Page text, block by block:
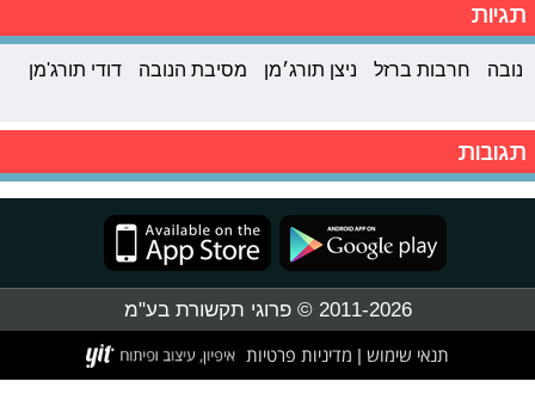
תגיות
נובה חרבות ברזל ניצן תורג׳מן מסיבת הנובה דודי תורג'מן
תגובות
2011-2026 © פרוגי תקשורת בע"מ
תנאי שימוש מדיניות פרטיות